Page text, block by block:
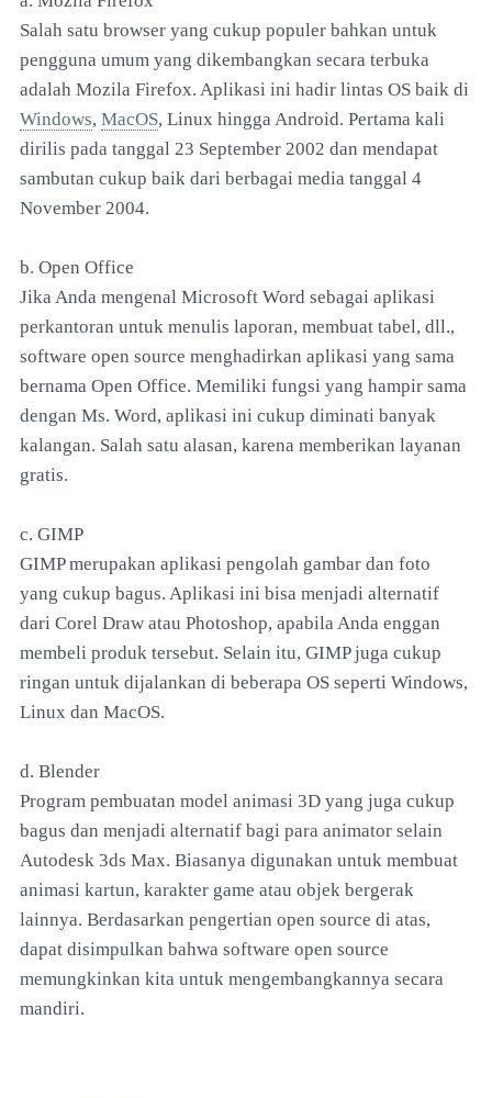
Salah satu browser yang cukup populer bahkan untuk
pengguna umum yang dikembangkan secara terbuka
adalah Mozila Firefox. Aplikasi ini hadir lintas OS baik di
Windows, MacOS, Linux hingga Android. Pertama kali
dirilis pada tanggal 23 September 2002 dan mendapat
sambutan cukup baik dari berbagai media tanggal 4
November 2004.
b. Open Office
Jika Anda mengenal Microsoft Word sebagai aplikasi
perkantoran untuk menulis laporan, membuat tabel, dll.,
software open source menghadirkan aplikasi yang sama
bernama Open Office. Memiliki fungsi yang hampir sama
dengan Ms. Word, aplikasi ini cukup diminati banyak
kalangan. Salah satu alasan, karena memberikan layanan
gratis.
c. GIMP
GIMP merupakan aplikasi pengolah gambar dan foto
yang cukup bagus. Aplikasi ini bisa menjadi alternatif
dari Corel Draw atau Photoshop, apabila Anda enggan
membeli produk tersebut. Selain itu, GIMP juga cukup
ringan untuk dijalankan di beberapa OS seperti Windows,
Linux dan MacOS.
d. Blender
Program pembuatan model animasi 3D yang juga cukup
bagus dan menjadi alternatif bagi para animator selain
Autodesk 3ds Max. Biasanya digunakan untuk membuat
animasi kartun, karakter game atau objek bergerak
lainnya. Berdasarkan pengertian open source di atas,
dapat disimpulkan bahwa software open source
memungkinkan kita untuk mengembangkannya secara
mandiri.